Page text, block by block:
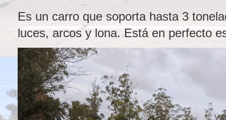
Es un carro que soporta hasta 3
luces, arcos y lona. Está en perfecto